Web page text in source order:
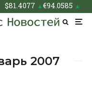
$81.4077 ▲€94.0585 ▲
2007